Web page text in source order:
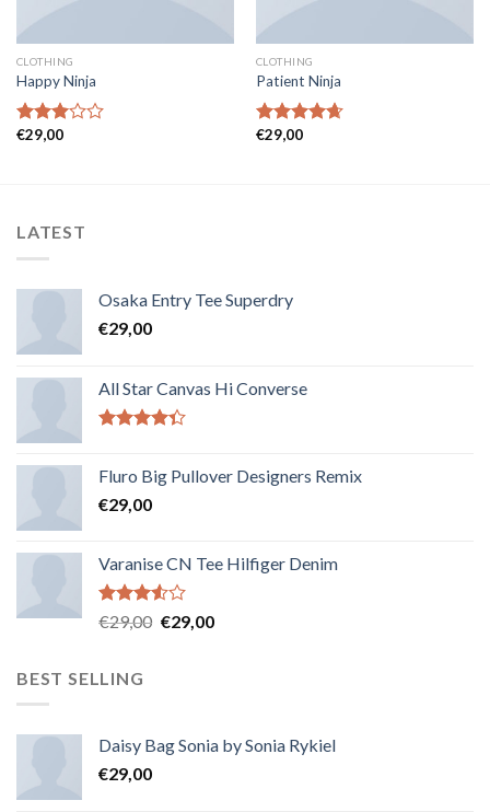
CLOTHING
Happy Ninja
Note
€29,00
CLOTHING
Patient Ninja
Note4.67
€29,00
LATEST
Osaka Entry Tee Superdry
€29,00
All Star Canvas Hi Converse
Fluro Big Pullover Designers Remix
€29,00
Varanise CN Tee Hilfiger Denim
Note
sur
€29,00 €29,00
BEST SELLING
Daisy Bag Sonia by Sonia Rykiel
€29,00